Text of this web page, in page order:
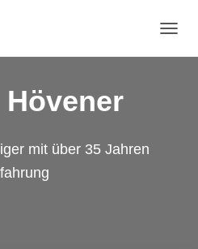
mit über 35 Jahren